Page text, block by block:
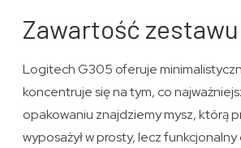
Zawartość zestawu
Logitech G305 oferuje
koncentruje się na tym, co
opakowaniu znajdziemy mysz, którą
wyposażył w prosty, lecz